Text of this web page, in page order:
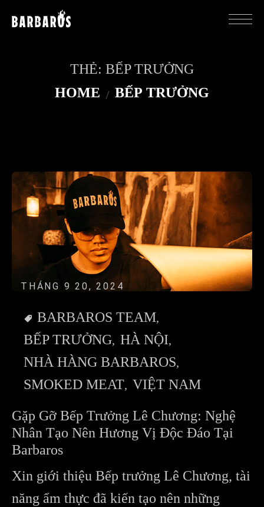
THẺ: BẾP TRƯỞNG
HOME
BẾP TRƯỞNG
THÁNG 9 20, 2024
BARBAROS TEAM
BẾP TRƯỞNG HÀ NỘI
NHÀ HÀNG BARBAROS
SMOKED MEAT VIỆT NAM
Gặp Gỡ Bếp Trưởng Lê Chương: Nghệ
Nhân Tạo Nên Hương Vị Độc Đáo Tại
Barbaros
Xin giới thiệu Bếp trưởng Lê Chương, tài
năng ẩm thực đã kiến tạo nên những